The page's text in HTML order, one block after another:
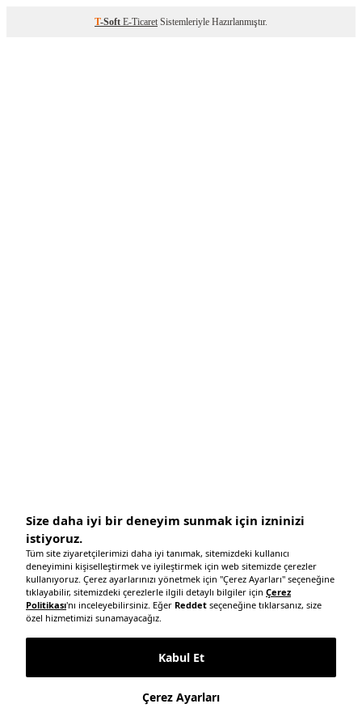
T-Soft E-Ticaret Sistemleriyle Hazırlanmıştır.